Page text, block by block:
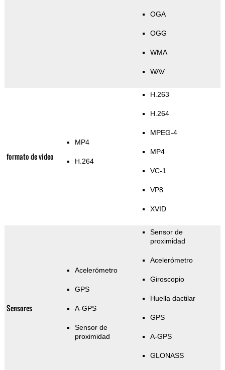
OGA
OGG
WMA
WAV
formato de video
MP4
H.264
H.263
H.264
MPEG-4
MP4
VC-1
VP8
XVID
Sensores
Acelerómetro
GPS
A-GPS
Sensor de
proximidad
Sensor de
proximidad
Acelerómetro
Giroscopio
Huella dactilar
GPS
A-GPS
GLONASS